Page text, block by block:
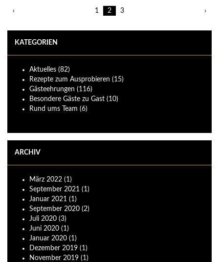
‹ 1 2 3 ›
KATEGORIEN
Aktuelles (82)
Rezepte zum Ausprobieren (15)
Gästeehrungen (116)
Besondere Gäste zu Gast (10)
Rund ums Team (6)
ARCHIV
März 2022 (1)
September 2021 (1)
Januar 2021 (1)
September 2020 (2)
Juli 2020 (3)
Juni 2020 (1)
Januar 2020 (1)
Dezember 2019 (1)
November 2019 (1)